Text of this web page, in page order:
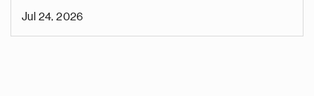
Jul 24, 2026